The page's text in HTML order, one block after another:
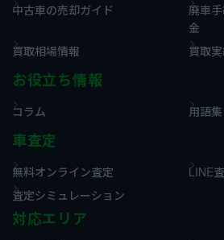
中古車の売却ガイド
廃車
金
買取相場情報
買取
お役立ち情報
コラム 用語集
車査定
無料オンライン査定
LINE
査定シミュレーション
対応エリア